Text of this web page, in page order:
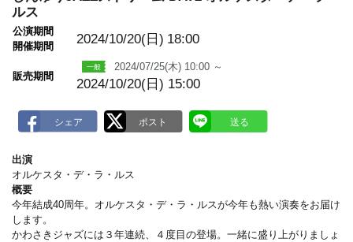
o
ルス
公演期間
開催期間
2024/10/20(日) 18:00
販売期間
2024/07/25(木) 10:00 ～
2024/10/20(日) 15:00
出演
オルケスタ・デ・ラ・ルス
概要
今年結成40周年。オルケスタ・デ・ラ・ルスが今年も熱い演奏をお届け
します。
かわさきジャズには３年連続、４度目の登場。一緒に盛り上がりましょ